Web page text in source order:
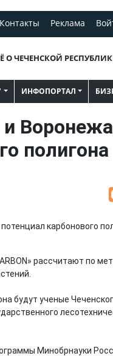
Контакты Реклама
О ЧЕЧЕНСКОЙ
ИНФОПОРТАЛ
полигона
рассчитают по
будут ученые
Минобрнауки